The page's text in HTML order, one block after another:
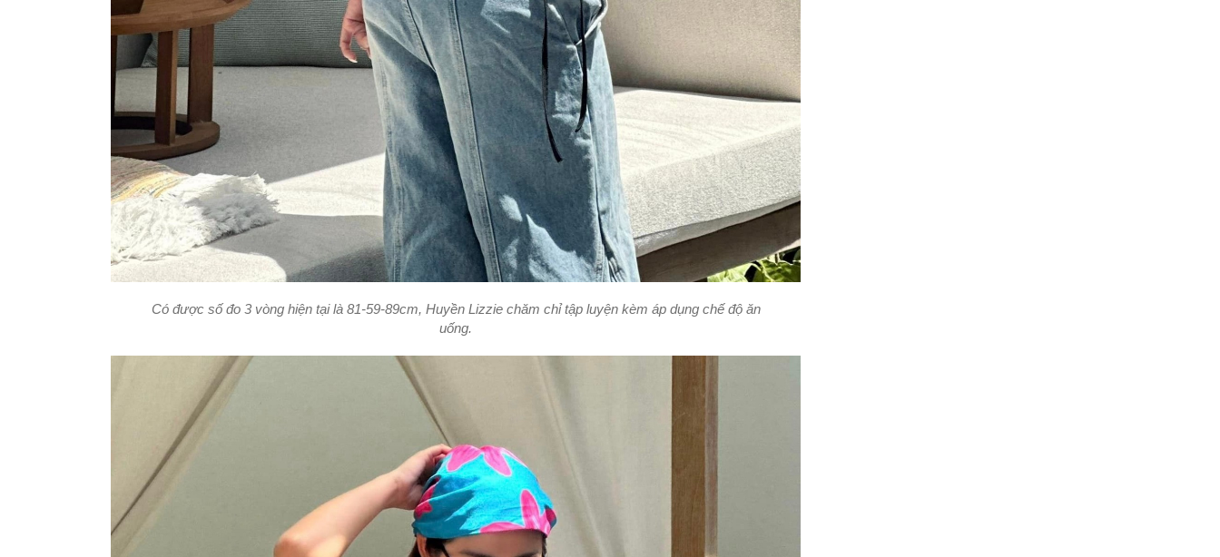
Có được số đo 3 vòng hiện tại là 81-59-89cm, Huyền Lizzie chăm chỉ tập luyện kèm áp dụng chế độ ăn
uống.